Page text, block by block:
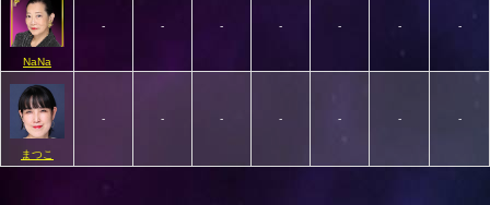
NaNa
- - - - - - -
まつこ
- - - - - - -